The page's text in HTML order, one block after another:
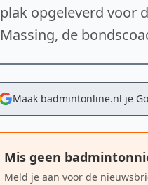
plak opgeleverd voor
Massing, de
Maak badmintonline.nl je
Mis geen
Meld je aan voor de